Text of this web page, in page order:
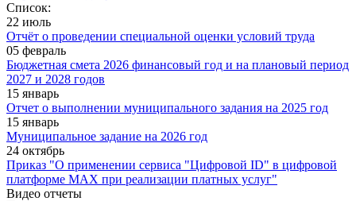
Список:
22 июль
Отчёт о проведении специальной оценки условий труда
05 февраль
Бюджетная смета 2026 финансовый год и на плановый период
2027 и 2028 годов
15 январь
Отчет о выполнении муниципального задания на 2025 год
15 январь
Муниципальное задание на 2026 год
24 октябрь
Приказ "О применении сервиса "Цифровой ID" в цифровой
платформе МАХ при реализации платных услуг"
Видео отчеты